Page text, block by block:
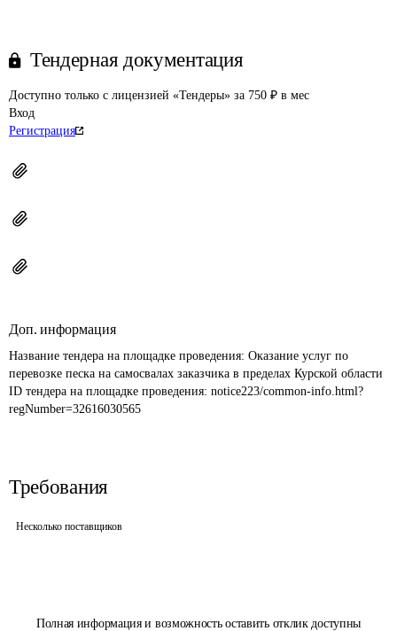
Полная информация и возможность оставить отклик доступны
Тендерная документация
Доступно только с лицензией «Тендеры» за 750 ₽ в мес
Вход
Регистрация
Доп. информация
Название тендера на площадке проведения: Оказание услуг по
перевозке песка на самосвалах заказчика в пределах Курской области
ID тендера на площадке проведения: notice223/common-info.html?
regNumber=32616030565
Требования
Несколько поставщиков